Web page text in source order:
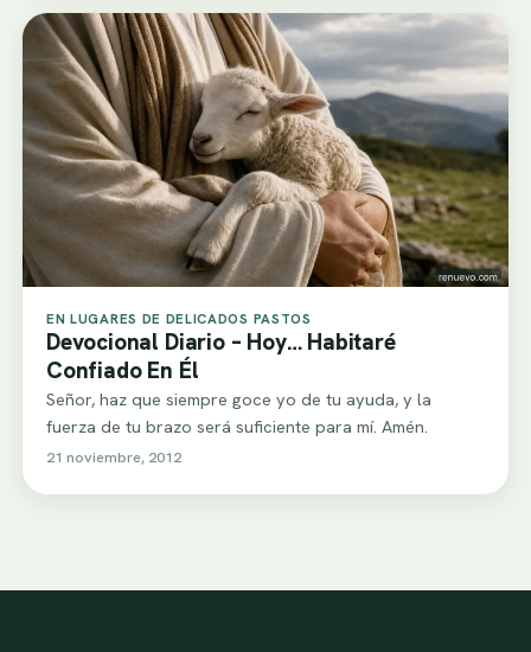
EN LUGARES DE DELICADOS PASTOS
Devocional Diario – Hoy… Habitaré
Confiado En Él
Señor, haz que siempre goce yo de tu ayuda, y la
fuerza de tu brazo será suficiente para mí. Amén.
21 noviembre, 2012